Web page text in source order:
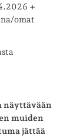
+
omat
näyttävään
muiden
jättää